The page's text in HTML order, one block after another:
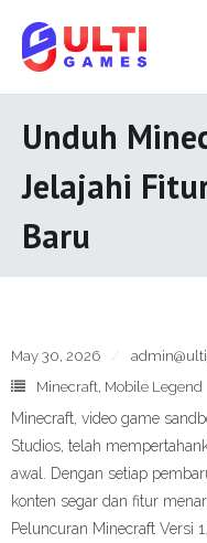
content
Unduh
Jelajahi
Baru
May 30, 2026
Minecraft, Mobile Legend
Minecraft, video game
Studios, telah
awal. Dengan setiap
konten segar dan fitur
Peluncuran Minecraft Versi